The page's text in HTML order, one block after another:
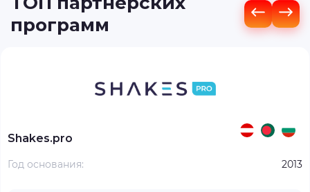
программ
Shakes.pro
Год основания: 2013